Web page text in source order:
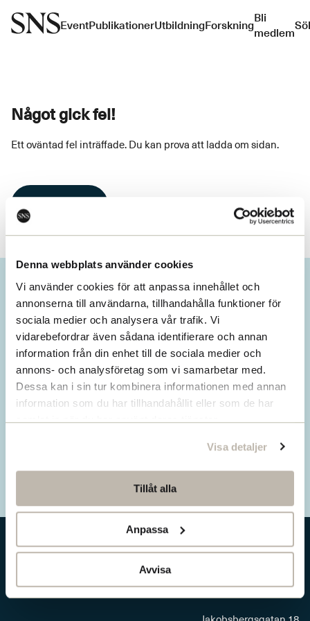
Denna webbplats använder cookies
Vi använder cookies för att anpassa innehållet och
annonserna till användarna, tillhandahålla funktioner för
sociala medier och analysera vår trafik. Vi
vidarebefordrar även sådana identifierare och annan
information från din enhet till de sociala medier och
annons- och analysföretag som vi samarbetar med.
Dessa kan i sin tur kombinera informationen med annan
information som du har tillhandahållit eller som de har
samlat in när du har använt deras tjänster.
Visa detaljer
Tillåt alla
Anpassa
Avvisa
EventPublikationerUtbildningForskningBli
medlem
Något gick fel!
Ett oväntad fel inträffade. Du kan prova att ladda om sidan.
Missa inget från SNS.
Prenumerera på vårt nyhetsbrev
Ta del av våra senaste nyheter. Få nya
insikter och håll dig uppdaterad om viktiga
samhällsfrågor.